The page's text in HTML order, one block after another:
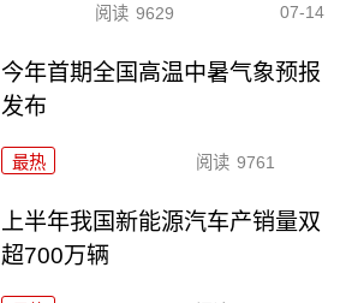
阅读 9629 07-14
今年首期全国高温中暑气象预报
发布
最热 阅读 9761
上半年我国新能源汽车产销量双
超700万辆